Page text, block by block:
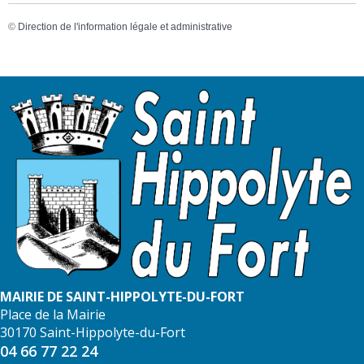
© Direction de l'information légale et administrative
MAIRIE DE SAINT-HIPPOLYTE-DU-FORT
Place de la Mairie
30170 Saint-Hippolyte-du-Fort
04 66 77 22 24